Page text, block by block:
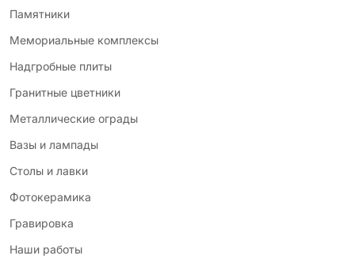
Памятники
Мемориальные комплексы
Надгробные плиты
Гранитные цветники
Металлические ограды
Вазы и лампады
Столы и лавки
Фотокерамика
Гравировка
Наши работы